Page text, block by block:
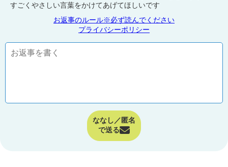
すごくやさしい言葉をかけてあげてほしいです
お返事のルール※必ず読んでください
プライバシーポリシー
ななし／匿名
で送る